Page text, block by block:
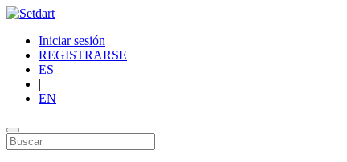
Iniciar sesión
REGISTRARSE
ES
|
EN